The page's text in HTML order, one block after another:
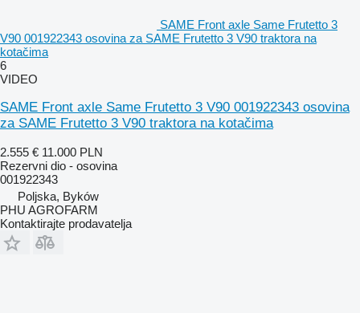
SAME Front axle Same Frutetto 3
V90 001922343 osovina za SAME Frutetto 3 V90 traktora na
kotačima
6
VIDEO
SAME Front axle Same Frutetto 3 V90 001922343 osovina
za SAME Frutetto 3 V90 traktora na kotačima
2.555 € 11.000 PLN
Rezervni dio - osovina
001922343
Poljska, Byków
PHU AGROFARM
Kontaktirajte prodavatelja